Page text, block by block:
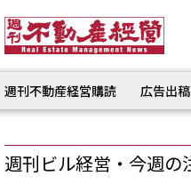
週刊不動産経営購読 広告出稿
週刊ビル経営・今週の